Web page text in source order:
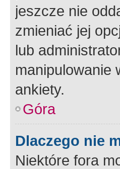
jeszcze nie
zmieniać jej
lub
manipulowanie
ankiety.
Góra
Dlaczego nie
Niektóre fora